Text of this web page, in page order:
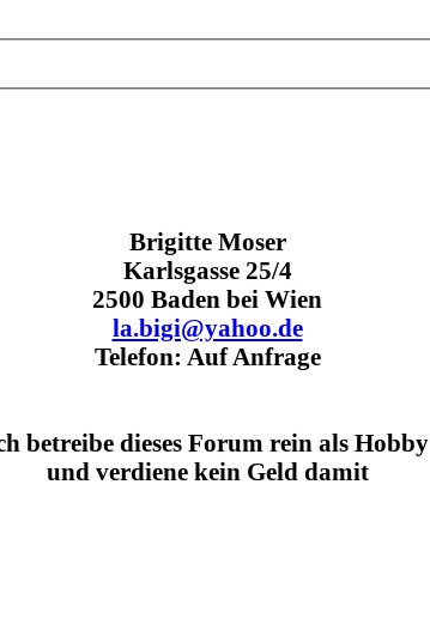
Brigitte Moser
Karlsgasse 25/4
2500 Baden bei Wien
la.bigi@yahoo.de
Telefon: Auf Anfrage
betreibe dieses Forum rein als Hobby
und verdiene kein Geld damit